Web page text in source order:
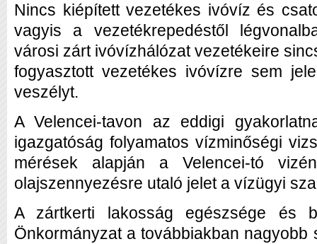
Nincs kiépített vezetékes ivóvíz és
vagyis a vezetékrepedéstől
városi zárt ivóvízhálózat vezetékeire
fogyasztott vezetékes ivóvízre sem
veszélyt.
A Velencei-tavon az eddigi
igazgatóság folyamatos vízminőségi
mérések alapján a Velencei-tó
olajszennyezésre utaló jelet a vízügyi
A zártkerti lakosság egészsége és
Önkormányzat a továbbiakban nagyobb